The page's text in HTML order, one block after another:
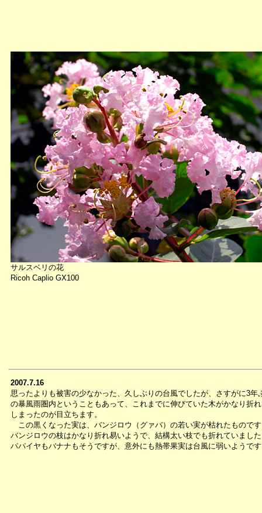
サルスベリの花
Ricoh Caplio GX100
2007.7.16
思ったよりも被害の少なかった、久しぶりの台風でしたが、さすがに3年
の暴風雨圏内ということもあって、これまでに伸びていた木がかなり折
しまったのが目立ちます。
この黒くなった実は、バンジロウ（グァバ）の若い実が枯れたもので
バンジロウの枝はかなり折れ易いようで、結構太い枝でも折れていまし
パパイヤもバナナもそうですが、意外にも熱帯果実は台風に弱いようで